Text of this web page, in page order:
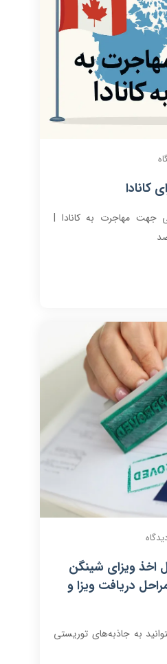
کانادا
جهت مهاجرت به کانادا |
اخذ ویزای شینگن
مراحل دریافت ویزا و
به جاذبه‌های توریستی